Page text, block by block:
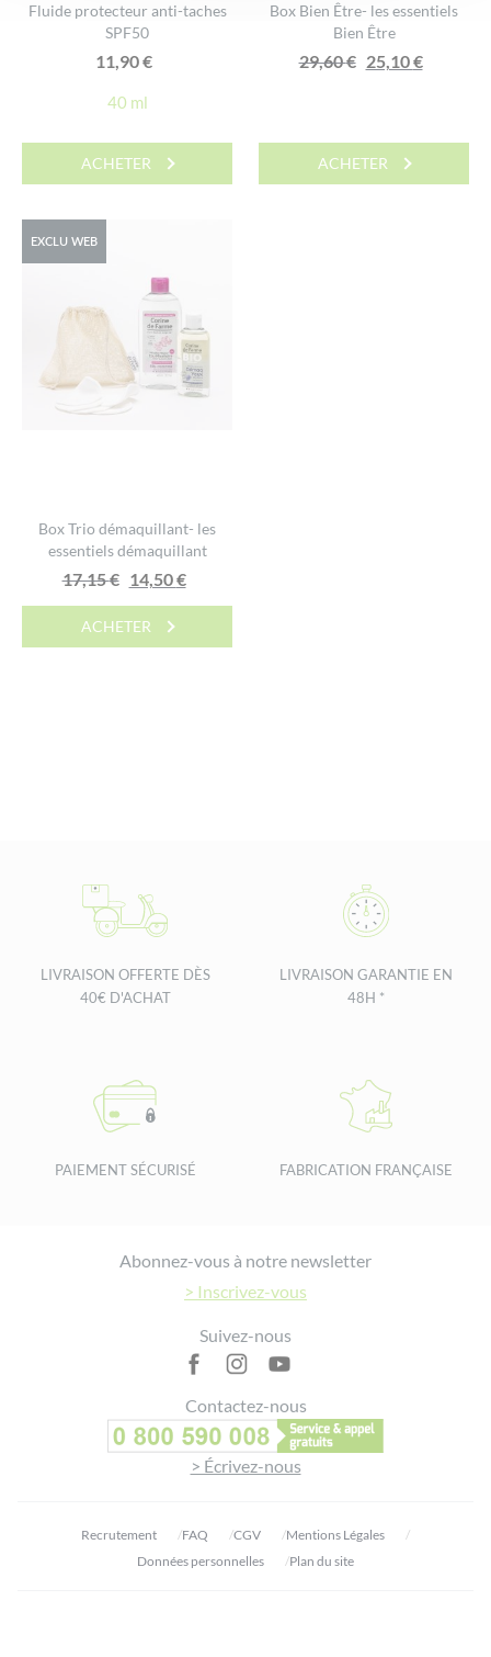
Fluide protecteur anti-taches
SPF50
11,90€
40 ml
ACHETER
Box Bien Être- les essentiels
Bien Être
29,60€ Le
était :
29,60 €.
25,10€
est :
ACHETER
EXCLU WEB
Box Trio démaquillant- les
essentiels démaquillant
17,15€ Le
prix
initial
14,50€
prix
ACHETER
LIVRAISON OFFERTE DÈS
40€ D'ACHAT
LIVRAISON GARANTIE EN
48H *
PAIEMENT SÉCURISÉ FABRICATION FRANÇAISE
Abonnez-vous à notre newsletter
> Inscrivez-vous
Suivez-nous
Contactez-nous
> Écrivez-nous
Recrutement FAQ CGV
Mentions Légales
Données personnelles
Plan du site